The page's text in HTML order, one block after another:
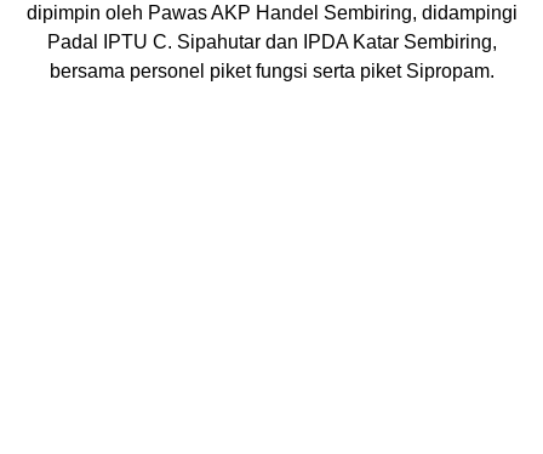
dipimpin oleh Pawas AKP Handel Sembiring, didampingi
Padal IPTU C. Sipahutar dan IPDA Katar Sembiring,
bersama personel piket fungsi serta piket Sipropam.